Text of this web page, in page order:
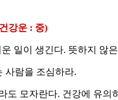
강운 : 중)
일이 생긴다. 뜻하지 않
사람을 조심하라.
도 모자란다. 건강에 유의